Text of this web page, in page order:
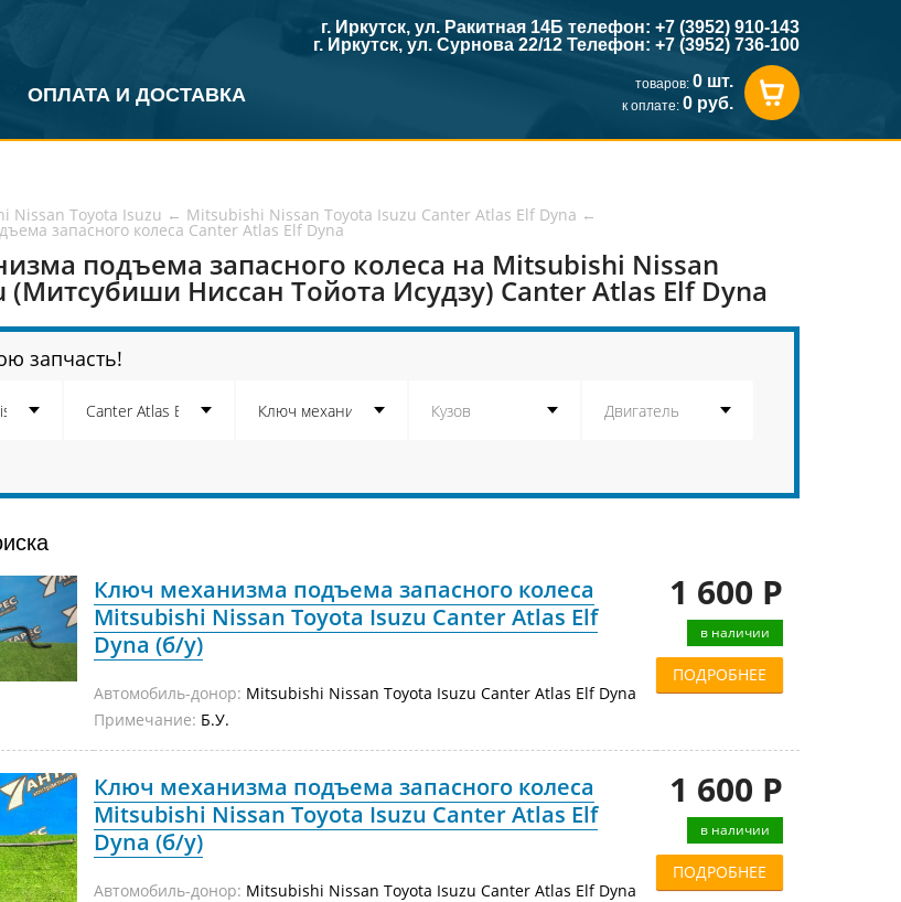
ОПЛАТА И ДОСТАВКА
г. Иркутск, ул. Ракитная 14Б телефон: +7 (3952) 910-143
г. Иркутск, ул. Сурнова 22/12 Телефон: +7 (3952) 736-100
товаров: 0 шт.
к оплате: 0 руб.
Nissan Toyota Isuzu ← Mitsubishi Nissan Toyota Isuzu Canter Atlas Elf Dyna ←
запасного колеса Canter Atlas Elf Dyna
подъема запасного колеса на Mitsubishi Nissan
(Митсубиши Ниссан Тойота Исудзу) Canter Atlas Elf Dyna
запчасть!
Ключ механизма подъема запасного колеса
Mitsubishi Nissan Toyota Isuzu Canter Atlas Elf
Dyna (б/у)
Автомобиль-донор: Mitsubishi Nissan Toyota Isuzu Canter Atlas Elf Dyna
Примечание: Б.У.
1 600 Р
в наличии
ПОДРОБНЕЕ
Ключ механизма подъема запасного колеса
Mitsubishi Nissan Toyota Isuzu Canter Atlas Elf
Dyna (б/у)
Автомобиль-донор: Mitsubishi Nissan Toyota Isuzu Canter Atlas Elf Dyna
1 600 Р
в наличии
ПОДРОБНЕЕ